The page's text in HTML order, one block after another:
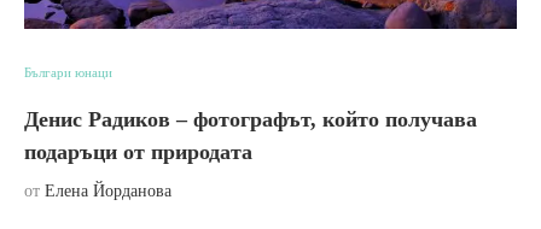
Българи юнаци
Денис Радиков – фотографът, който получава
подаръци от природата
от Елена Йорданова